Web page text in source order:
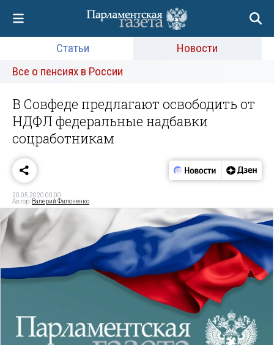
Статьи
Новости
Все о пенсиях в России
В Совфеде предлагают освободить от
НДФЛ федеральные надбавки
соцработникам
20.05.2020 00:00
Автор: Валерий Филоненко